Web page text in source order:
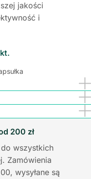
jakości
i
200 zł
wszystkich
Zamówienia
wysyłane są